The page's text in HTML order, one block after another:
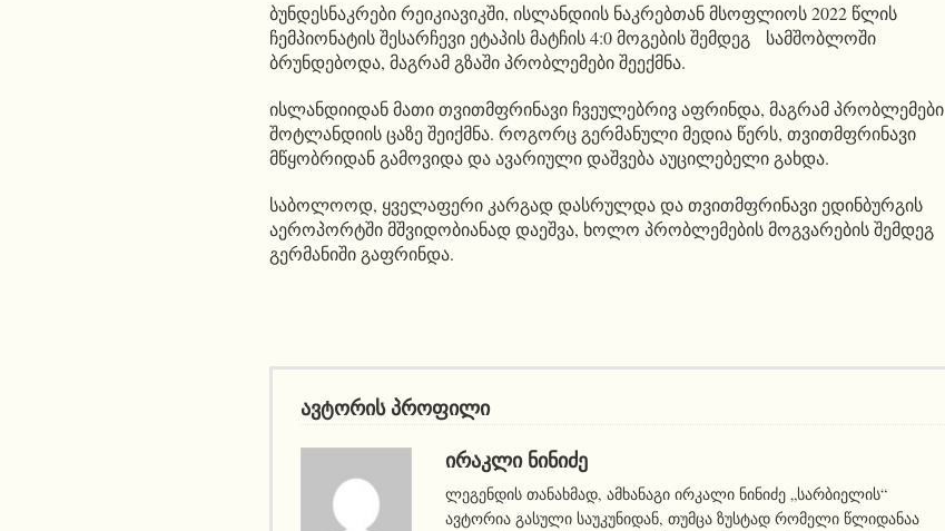
ბუნდესნაკრები რეიკიავიკში, ისლანდიის ნაკრებთან მსოფლიოს 2022 წლის
ჩემპიონატის შესარჩევი ეტაპის მატჩის 4:0 მოგების შემდეგ სამშობლოში
ბრუნდებოდა, მაგრამ გზაში პრობლემები შეექმნა.
ისლანდიიდან მათი თვითმფრინავი ჩვეულებრივ აფრინდა, მაგრამ პრობლემები
შოტლანდიის ცაზე შეიქმნა. როგორც გერმანული მედია წერს, თვითმფრინავი
მწყობრიდან გამოვიდა და ავარიული დაშვება აუცილებელი გახდა.
საბოლოოდ, ყველაფერი კარგად დასრულდა და თვითმფრინავი ედინბურგის
აეროპორტში მშვიდობიანად დაეშვა, ხოლო პრობლემების მოგვარების შემდეგ
გერმანიში გაფრინდა.
ავტორის პროფილი
ᲘᲠᲐᲙᲚᲘ ᲜᲘᲜᲘᲫᲔ
ლეგენდის თანახმად, ამხანაგი ირკალი ნინიძე „სარბიელის“
ავტორია გასული საუკუნიდან, თუმცა ზუსტად რომელი წლიდანაა